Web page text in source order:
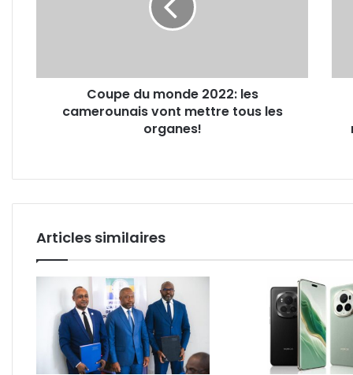
tous
organes!
Coupe du monde 2022: les
camerounais vont mettre tous les
organes!
de
les
Articles similaires